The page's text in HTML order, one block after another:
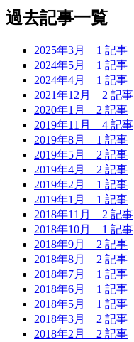
過去記事一覧
2025年3月 1 記事
2024年5月 1 記事
2024年4月 1 記事
2021年12月 2 記事
2020年1月 2 記事
2019年11月 4 記事
2019年8月 1 記事
2019年5月 2 記事
2019年4月 2 記事
2019年2月 1 記事
2019年1月 1 記事
2018年11月 2 記事
2018年10月 1 記事
2018年9月 2 記事
2018年8月 2 記事
2018年7月 1 記事
2018年6月 1 記事
2018年5月 1 記事
2018年3月 2 記事
2018年2月 2 記事